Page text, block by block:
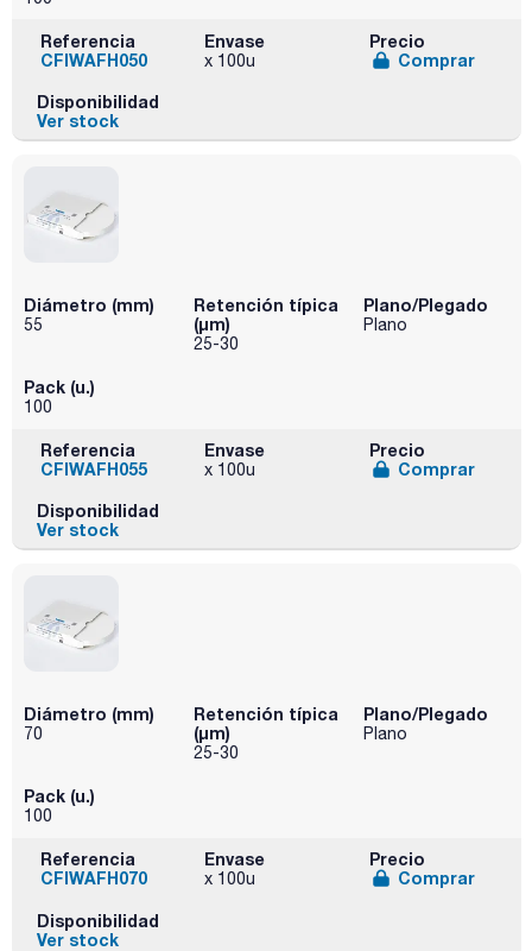
Referencia
CFIWAFH050
Envase
x 100u
Precio
Comprar
Disponibilidad
Ver stock
Diámetro (mm)
55
Retención típica
(µm)
25-30
Plano/Plegado
Plano
Pack (u.)
100
Referencia
CFIWAFH055
Envase
x 100u
Precio
Comprar
Disponibilidad
Ver stock
Diámetro (mm)
70
Retención típica
(µm)
25-30
Plano/Plegado
Plano
Pack (u.)
100
Referencia
CFIWAFH070
Envase
x 100u
Precio
Comprar
Disponibilidad
Ver stock